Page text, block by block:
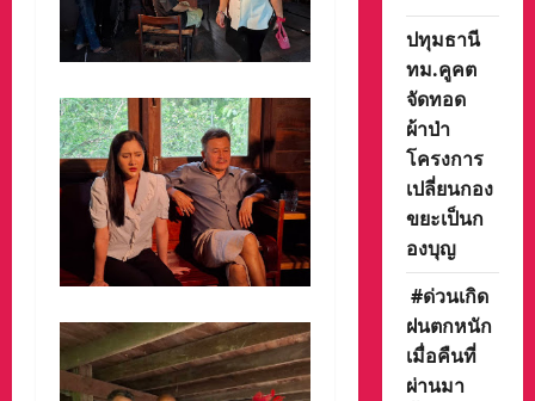
ปทุมธานี
ทม.คูคต
จัดทอด
ผ้าป่า
โครงการ
เปลี่ยนกอง
ขยะเป็นก
องบุญ
#ด่วนเกิด
ฝนตกหนัก
เมื่อคืนที่
ผ่านมา